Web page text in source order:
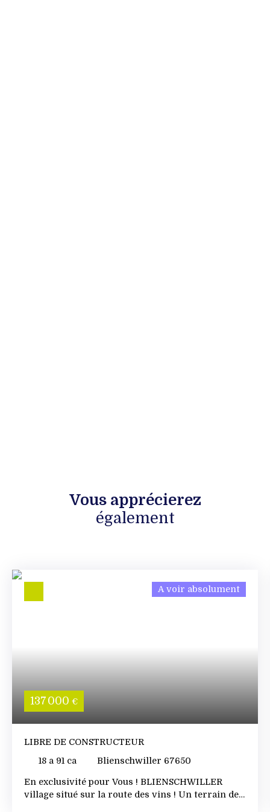
Vous apprécierez
également
137 000 €
A voir absolument
LIBRE DE CONSTRUCTEUR
18 a 91 ca
Blienschwiller 67650
En exclusivité pour Vous ! BLIENSCHWILLER
village situé sur la route des vins ! Un terrain de